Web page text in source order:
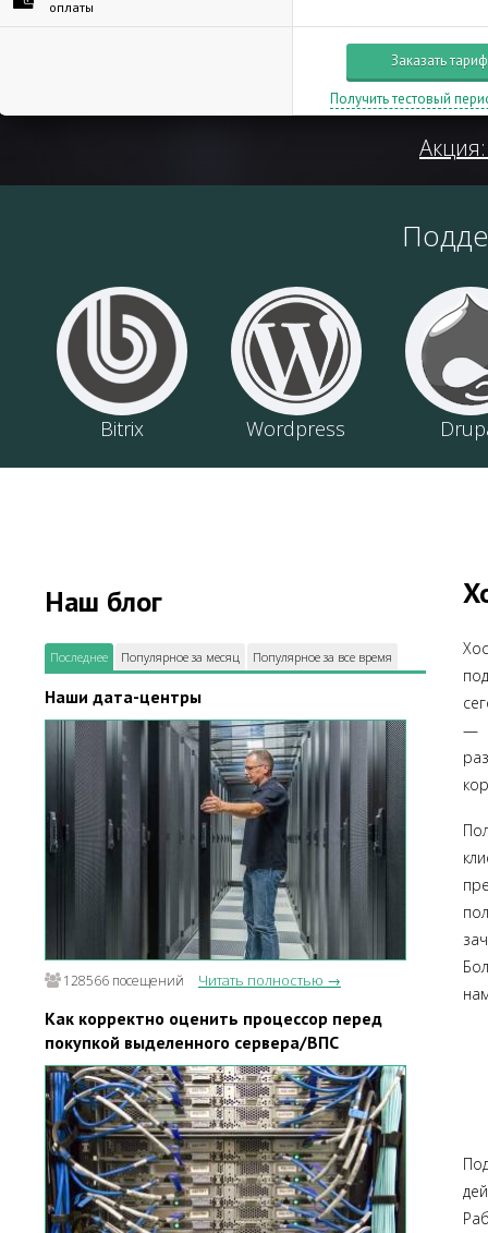
оплаты
Заказать тариф
Получить тестовый
Bitrix Wordpress
Наш блог
Последнее Популярное за месяц Популярное за все время
Наши дата-центры
128566 посещений Читать полностью →
Как корректно оценить процессор перед
покупкой выделенного сервера/ВПС
—